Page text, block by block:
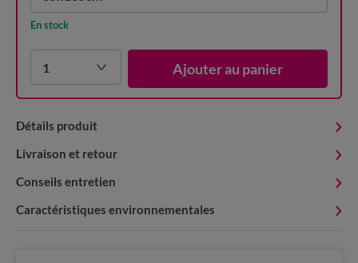
En stock
1 Ajouter au panier
Détails produit
Livraison et retour
Conseils entretien
Caractéristiques environnementales